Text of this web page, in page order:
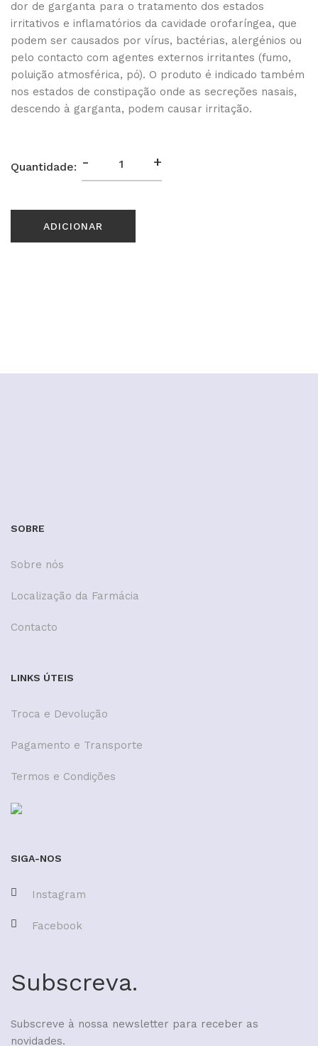
dor de garganta para o tratamento dos estados
irritativos e inflamatórios da cavidade orofaríngea, que
podem ser causados por vírus, bactérias, alergénios ou
pelo contacto com agentes externos irritantes (fumo,
poluição atmosférica, pó). O produto é indicado também
nos estados de constipação onde as secreções nasais,
descendo à garganta, podem causar irritação.
Quantidade: - +
ADICIONAR
SOBRE
Sobre nós
Localização da Farmácia
Contacto
LINKS ÚTEIS
Troca e Devolução
Pagamento e Transporte
Termos e Condições
SIGA-NOS
Instagram
Facebook
Subscreva.
Subscreve à nossa newsletter para receber as
novidades.